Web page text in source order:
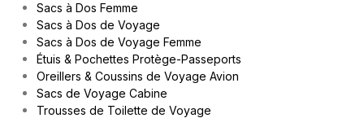
Sacs à Dos Femme
Sacs à Dos de Voyage
Sacs à Dos de Voyage Femme
Étuis & Pochettes Protège-Passeports
Oreillers & Coussins de Voyage Avion
Sacs de Voyage Cabine
Trousses de Toilette de Voyage